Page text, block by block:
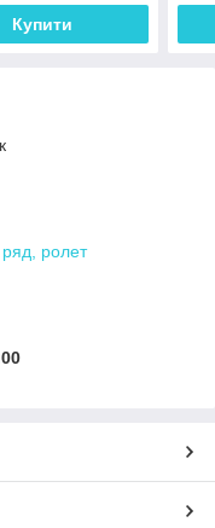
Купити
ролет